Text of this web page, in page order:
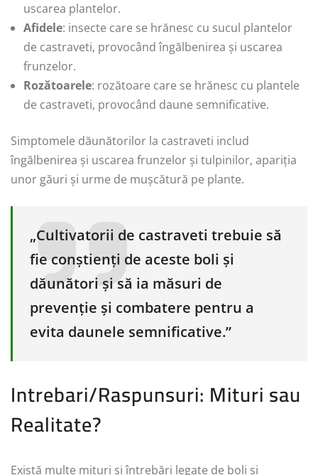
uscarea plantelor.
Afidele: insecte care se hrănesc cu sucul plantelor
de castraveti, provocând îngălbenirea și uscarea
frunzelor.
Rozătoarele: rozătoare care se hrănesc cu plantele
de castraveti, provocând daune semnificative.
Simptomele dăunătorilor la castraveti includ
îngălbenirea și uscarea frunzelor și tulpinilor, apariția
unor găuri și urme de mușcătură pe plante.
„Cultivatorii de castraveti trebuie să
fie conștienți de aceste boli și
dăunători și să ia măsuri de
prevenție și combatere pentru a
evita daunele semnificative.”
Intrebari/Raspunsuri: Mituri sau
Realitate?
Există multe mituri și întrebări legate de boli și